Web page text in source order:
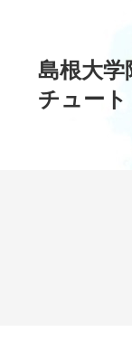
島根大学
チュー